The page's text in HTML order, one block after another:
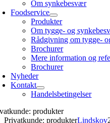
Om synkebesvær
Foodservice
Produkter
Om tygge- og
Rådgivning om tygge-
Brochurer
Mere information og
Brochurer
Nyheder
Kontakt
Handelsbetingelser
produkter
Privatkunde: produkterLindskov